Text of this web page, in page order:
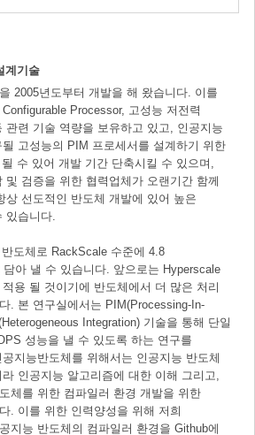
계기술
2005년도부터 개발을 해 왔습니다. 이를
Processor, 고성능 저전력
관련 기술 역량을 보유하고 있고, 인공지능
고성능의 PIM 프로세서를 설계하기 위한
수 있어 개발 기간 단축시킬 수 있으며,
및 검증을 위한 협력업체가 오랜기간 함께
상 선도적인 반도체 개발에 있어 높은
있습니다.
도체로 RackScale 수준에 4.8
아 낼 수 있습니다. 앞으로는 Hyperscale
용 될 것이기에 반도체에서 더 많은 처리
. 본 연구실에서는 PIM(Processing-In-
Integration) 기술을 통해 단일
성능을 낼 수 있도록 하는 연구를
지능반도체를 위해서는 인공지능 반도체
인공지능 알고리즘에 대한 이해 그리고,
체를 위한 컴파일러 환경 개발을 위한
. 이를 위한 인력양성을 위해 저희
지능 반도체의 컴파일러 환경을 Github에